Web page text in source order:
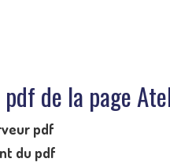
de la page
pdf
du pdf